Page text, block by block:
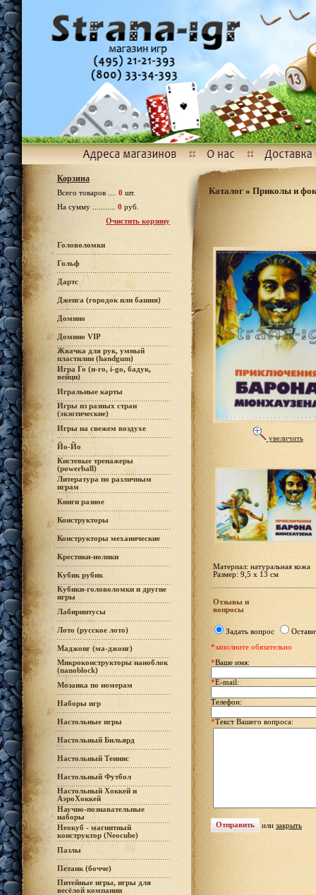
Корзина
Всего товаров .... 0 шт.
На сумму ........... 0 руб.
Очистить корзину
Головоломки
Гольф
Дартс
Дженга (городок или башня)
Домино
Домино VIP
Жвачка для рук, умный
пластилин (handgum)
Игра Го (и-го, i-go, бадук,
вейци)
Игральные карты
Игры из разных стран
(экзотические)
Игры на свежем воздухе
Йо-Йо
Кистевые тренажеры
(powerball)
Литература по различным
играм
Книги разное
Конструкторы
Конструкторы механические
Крестики-нолики
Кубик рубик
Кубики-головоломки и другие
игры
Лабиринтусы
Лото (русское лото)
Маджонг (ма-джонг)
Микроконструкторы наноблок
(nanoblock)
Мозаика по номерам
Наборы игр
Настольные игры
Настольный Бильярд
Настольный Теннис
Настольный Футбол
Настольный Хоккей и
АэроХоккей
Научно-познавательные
наборы
Неокуб - магнитный
конструктор (Neocube)
Пазлы
Петанк (бочче)
Питейные игры, игры для
весёлой компании
Каталог»Приколы и
увеличить
Материал: натуральная кожа
Размер: 9,5 х 13 см
Отзывы и
вопросы
Задать вопрос
*заполните обязательно
*Ваше имя:
*E-mail:
Телефон:
*Текст Вашего вопроса:
или закрыть